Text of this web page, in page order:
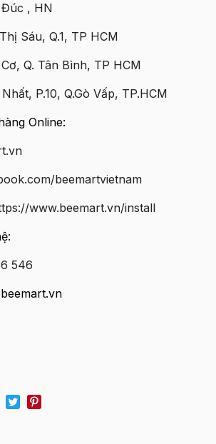
, HN
Sáu, Q.1, TP HCM
Q. Tân Bình, TP HCM
P.10, Q.Gò Vấp, TP.HCM
Online:
beemartvietnam
www.beemart.vn/install
546